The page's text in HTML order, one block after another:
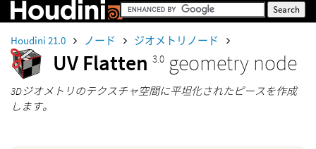
Houdini 21.0 ノード ジオメトリノード
UV Flatten 3.0 geometry node
3Dジオメトリのテクスチャ空間に平坦化されたピースを作成
します。